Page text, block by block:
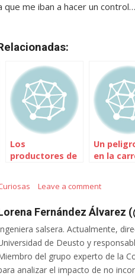
me iban a hacer un
Los
productores de
plantean usar
digitales para
disimular los
atributos
sexuales del
prota
Un
en la
Leave a comment
Fernández Álvarez
salsera. Actualmente,
de Deusto y
del grupo experto de la
analizar el impacto de no